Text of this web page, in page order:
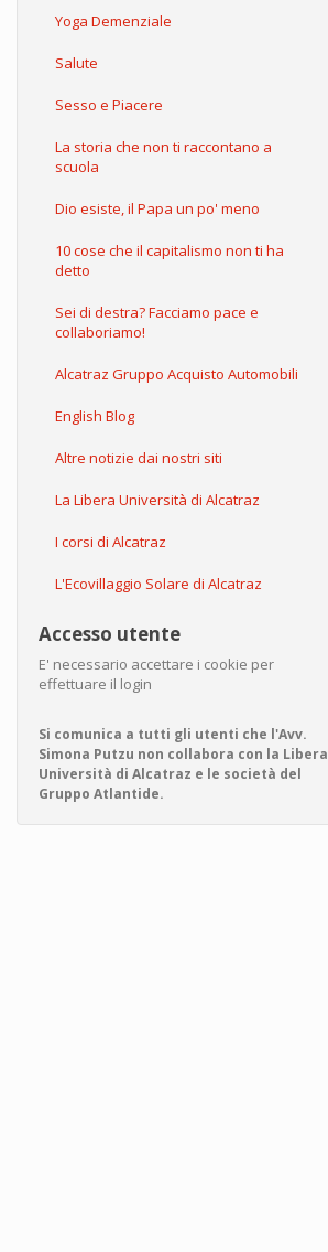
Yoga Demenziale
Salute
Sesso e Piacere
La storia che non ti raccontano a
scuola
Dio esiste, il Papa un po' meno
10 cose che il capitalismo non ti ha
detto
Sei di destra? Facciamo pace e
collaboriamo!
Alcatraz Gruppo Acquisto Automobili
English Blog
Altre notizie dai nostri siti
La Libera Università di Alcatraz
I corsi di Alcatraz
L'Ecovillaggio Solare di Alcatraz
Accesso utente
E' necessario accettare i cookie per
effettuare il login
Si comunica a tutti gli utenti che l'Avv.
Simona Putzu non collabora con la Libera
Università di Alcatraz e le società del
Gruppo Atlantide.